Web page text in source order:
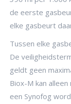
de eerste
elke gasbeurt
Tussen elke
De
geldt geen
Biox-M kan
een Synofog